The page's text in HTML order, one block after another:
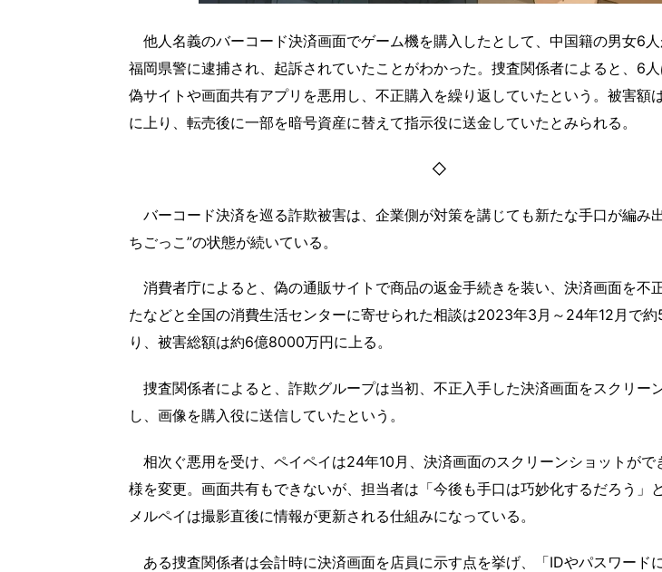
他人名義のバーコード決済画面でゲーム機を購入したとして、中国籍の男女6
福岡県警に逮捕され、起訴されていたことがわかった。捜査関係者によると、6人
偽サイトや画面共有アプリを悪用し、不正購入を繰り返していたという。被害額
に上り、転売後に一部を暗号資産に替えて指示役に送金していたとみられる。
◇
バーコード決済を巡る詐欺被害は、企業側が対策を講じても新たな手口が編み
ちごっこ”の状態が続いている。
消費者庁によると、偽の通販サイトで商品の返金手続きを装い、決済画面を不
たなどと全国の消費生活センターに寄せられた相談は2023年3月～24年12月で
り、被害総額は約6億8000万円に上る。
捜査関係者によると、詐欺グループは当初、不正入手した決済画面をスクリー
し、画像を購入役に送信していたという。
相次ぐ悪用を受け、ペイペイは24年10月、決済画面のスクリーンショットがで
様を変更。画面共有もできないが、担当者は「今後も手口は巧妙化するだろう」
メルペイは撮影直後に情報が更新される仕組みになっている。
ある捜査関係者は会計時に決済画面を店員に示す点を挙げ、「IDやパスワード